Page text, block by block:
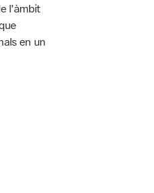
l'àmbit
en un